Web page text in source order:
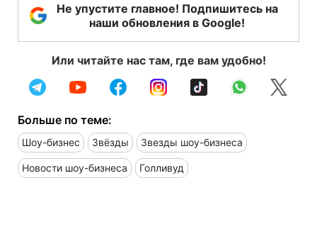
Не упустите главное! Подпишитесь на
наши обновления в Google!
Или читайте нас там, где вам удобно!
Больше по теме:
Шоу-бизнес Звёзды Звезды шоу-бизнеса
Новости шоу-бизнеса Голливуд